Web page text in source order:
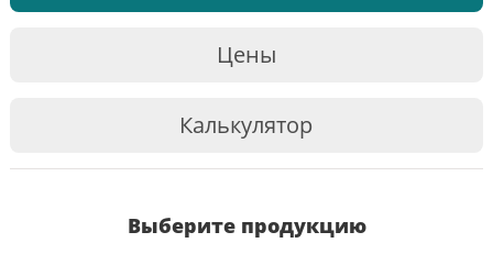
Цены
Калькулятор
Выберите продукцию